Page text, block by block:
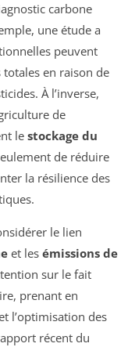
carbone
une étude a
peuvent
totales en raison de
À l’inverse,
de
le stockage du
de réduire
la résilience des
le lien
et les émissions de
sur le fait
prenant en
l’optimisation des
récent du